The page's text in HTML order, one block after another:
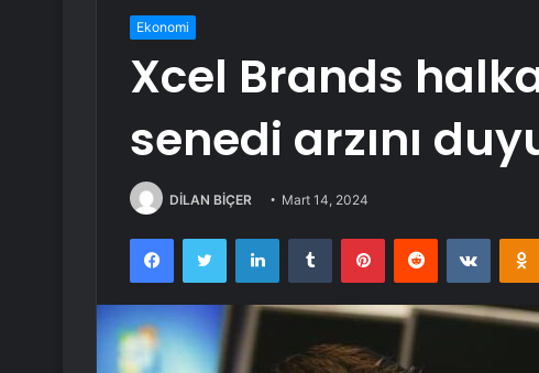
Ekonomi
Xcel Brands
senedi arzını
DİLAN BİÇER Mart 14, 2024
FacebookTwitter LinkedInTumblr PinterestReddit